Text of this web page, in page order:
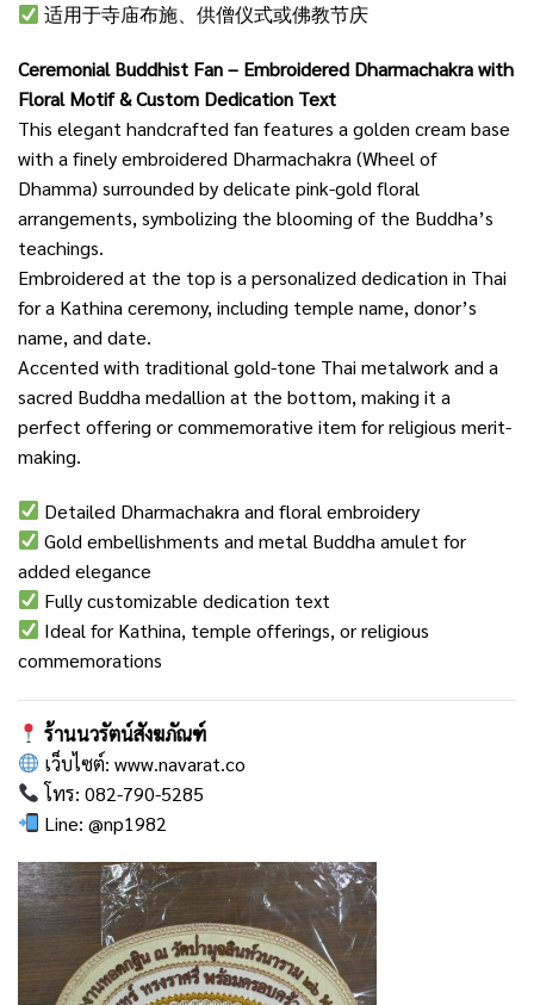
适用于寺庙布施、供僧仪式或佛教节庆
Ceremonial Buddhist Fan – Embroidered Dharmachakra with
Floral Motif & Custom Dedication Text
This elegant handcrafted fan features a golden cream base
with a finely embroidered Dharmachakra (Wheel of
Dhamma) surrounded by delicate pink-gold floral
arrangements, symbolizing the blooming of the Buddha’s
teachings.
Embroidered at the top is a personalized dedication in Thai
for a Kathina ceremony, including temple name, donor’s
name, and date.
Accented with traditional gold-tone Thai metalwork and a
sacred Buddha medallion at the bottom, making it a
perfect offering or commemorative item for religious merit-
making.
Detailed Dharmachakra and floral embroidery
Gold embellishments and metal Buddha amulet for
added elegance
Fully customizable dedication text
Ideal for Kathina, temple offerings, or religious
commemorations
ร้านนวรัตน์สังฆภัณฑ์
เว็บไซต์:www.navarat.co
โทร: 082-790-5285
Line:@np1982